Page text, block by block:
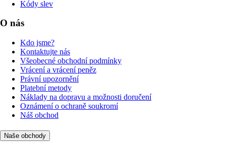
Kódy slev
O nás
Kdo jsme?
Kontaktujte nás
Všeobecné obchodní podmínky
Vrácení a vrácení peněz
Právní upozornění
Platební metody
Náklady na dopravu a možnosti doručení
Oznámení o ochraně soukromí
Náš obchod
Naše obchody